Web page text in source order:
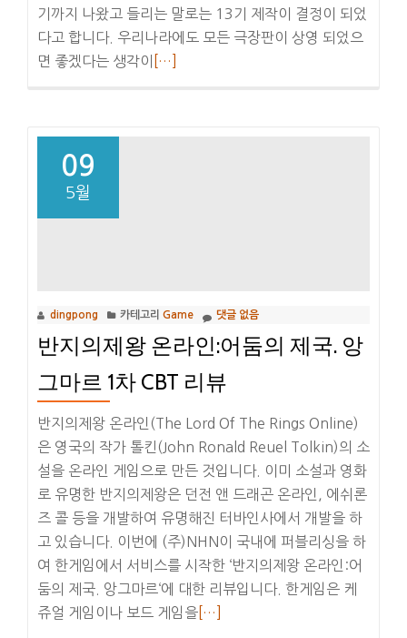
기
기까지 나왔고 들리는 말로는 13기 제작이 결정이 되었
다고 합니다. 우리나라에도 모든 극장판이 상영 되었으
면 좋겠다는 생각이 더
6
-
이
커
가
의
망
령
(名
探
偵
コ
[…]
09
5월
dingpong 카테고리 Game 댓글 없음
반지의제왕 온라인:어둠의 제국. 앙
그마르 1차 CBT 리뷰
반지의제왕 온라인(The Lord Of The Rings Online)
은 영국의 작가 톨킨(John Ronald Reuel Tolkin)의 소
설을 온라인 게임으로 만든 것입니다. 이미 소설과 영화
로 유명한 반지의제왕은 던전 앤 드래곤 온라인, 에쉬론
즈 콜 등을 개발하여 유명해진 터바인사에서 개발을 하
고 있습니다. 이번에 (주)NHN이 국내에 퍼블리싱을 하
여 한게임에서 서비스를 시작한 ‘반지의제왕 온라인:어
둠의 제국. 앙그마르‘에 대한 리뷰입니다. 한게임은 케
쥬얼 게임이나 보드 게임을더[…]